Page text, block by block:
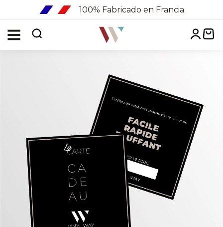
100% Fabricado en Francia
Menu